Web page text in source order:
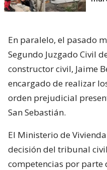
En paralelo, el pasado
Segundo Juzgado Civil
constructor civil, Jaime
encargado de realizar
orden prejudicial
San Sebastián.
El Ministerio de
decisión del tribunal
competencias por parte